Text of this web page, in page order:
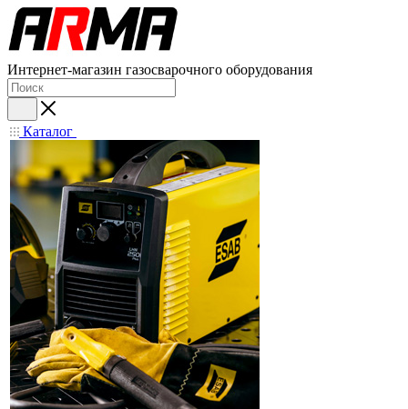
Интернет-магазин газосварочного оборудования
Каталог